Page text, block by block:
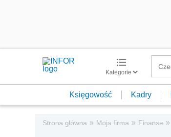
Kategorie
Księgowość Kadry
Strona główna » Moja firma » Finanse »